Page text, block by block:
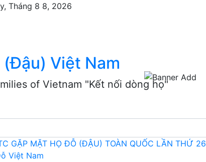
Tháng 8 8, 2026
Việt Nam
of Vietnam "Kết nối dòng họ"
GẶP MẶT HỌ ĐỖ (ĐẬU) TOÀN QUỐC LẦN THỨ 26
Việt Nam